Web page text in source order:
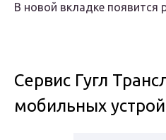
В новой вкладке появится
Сервис Гугл
мобильных